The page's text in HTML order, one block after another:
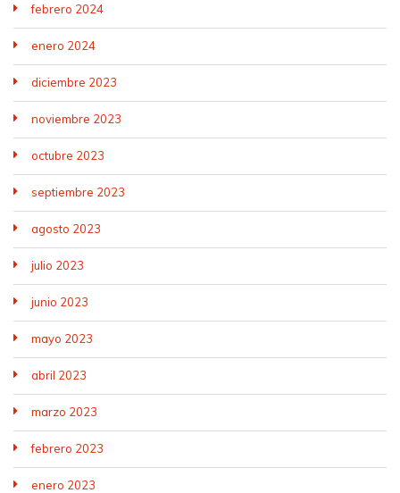
febrero 2024
enero 2024
diciembre 2023
noviembre 2023
octubre 2023
septiembre 2023
agosto 2023
julio 2023
junio 2023
mayo 2023
abril 2023
marzo 2023
febrero 2023
enero 2023